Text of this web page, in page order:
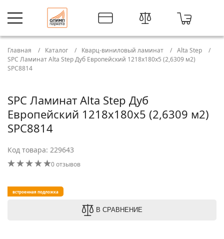
Главная Каталог Кварц-виниловый ламинат
Alta Step
SPC Ламинат Alta Step Дуб Европейский 1218х180х5 (2,6309 м2)
SPC8814
SPC Ламинат Alta Step Дуб
Европейский 1218х180х5 (2,6309 м2)
SPC8814
Код товара: 229643
0 отзывов
встроенная подложка
В СРАВНЕНИЕ